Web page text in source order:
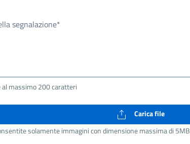
segnalazione*
al massimo 200 caratteri
Carica file
solamente immagini con dimensione massima di 5MB